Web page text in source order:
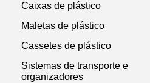
Caixas de plástico
Maletas de plástico
Cassetes de plástico
Sistemas de transporte e
organizadores